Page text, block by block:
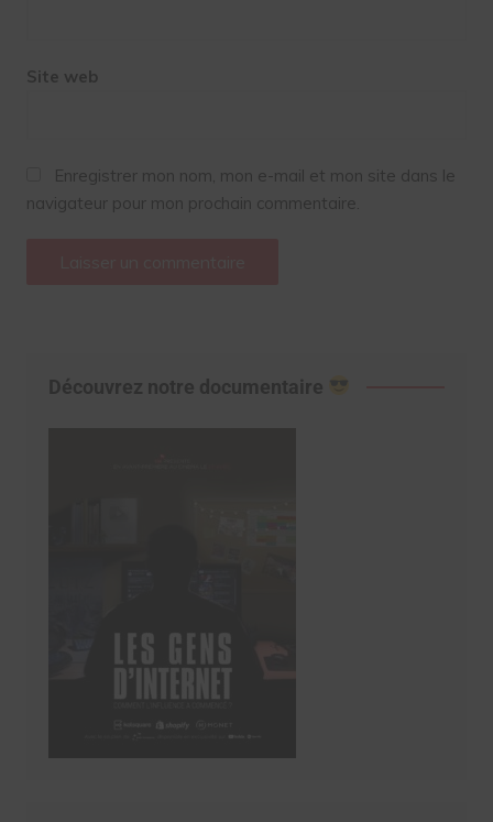
Site web
Enregistrer mon nom, mon e-mail et mon site dans le
navigateur pour mon prochain commentaire.
Découvrez notre documentaire